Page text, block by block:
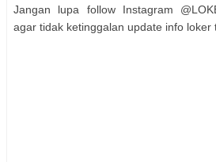
Jangan lupa follow Instagram
agar tidak ketinggalan update info loker